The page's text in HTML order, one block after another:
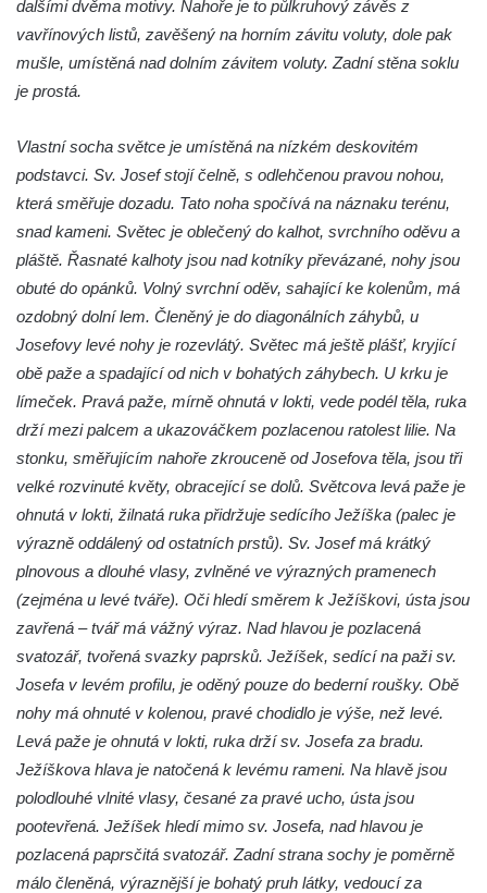
Socha Jana Valeria Jirsíka u Černé věže v
Českých Budějovicích
Socha Krista klesajícího pod křížem u
Budějovicích
Socha svatého Jana Nepomuckého u
kostela svaté Rodiny v Českých
Budějovicích
Socha S tebou v parku na Senovážném
náměstí v Českých Budějovicích
Sousoší Humanoidi na Lannově třídě v
Českých Budějovicích
Pomník Vojtěcha Adalberta Lanny v parku
Na Sadech v Českých Budějovicích
Pomník Přemysla Otakara II. v parku Na
Sadech v Českých Budějovicích
Socha Mateřství v parku Na Sadech v
Českých Budějovicích
Poslední dochovaný tramvajový sloup na
Pražské třídě v Českých Budějovicích
Socha Civilizovaní na Husově třídě v
Českých Budějovicích
Socha svatého Jana Nepomuckého Na
Sadech u Mlýnské stoky v Českých
Budějovicích
dalšími dvěma motivy. Nahoře je to půlkruhový závěs z
vavřínových listů, zavěšený na horním závitu voluty, dole pak
mušle, umístěná nad dolním závitem voluty. Zadní stěna soklu
je prostá.
Vlastní socha světce je umístěná na nízkém deskovitém
podstavci. Sv. Josef stojí čelně, s odlehčenou pravou nohou,
která směřuje dozadu. Tato noha spočívá na náznaku terénu,
snad kameni. Světec je oblečený do kalhot, svrchního oděvu a
pláště. Řasnaté kalhoty jsou nad kotníky převázané, nohy jsou
obuté do opánků. Volný svrchní oděv, sahající ke kolenům, má
ozdobný dolní lem. Členěný je do diagonálních záhybů, u
Josefovy levé nohy je rozevlátý. Světec má ještě plášť, kryjící
obě paže a spadající od nich v bohatých záhybech. U krku je
límeček. Pravá paže, mírně ohnutá v lokti, vede podél těla, ruka
drží mezi palcem a ukazováčkem pozlacenou ratolest lilie. Na
stonku, směřujícím nahoře zkrouceně od Josefova těla, jsou tři
velké rozvinuté květy, obracející se dolů. Světcova levá paže je
ohnutá v lokti, žilnatá ruka přidržuje sedícího Ježíška (palec je
výrazně oddálený od ostatních prstů). Sv. Josef má krátký
plnovous a dlouhé vlasy, zvlněné ve výrazných pramenech
(zejména u levé tváře). Oči hledí směrem k Ježíškovi, ústa jsou
zavřená – tvář má vážný výraz. Nad hlavou je pozlacená
svatozář, tvořená svazky paprsků. Ježíšek, sedící na paži sv.
Josefa v levém profilu, je oděný pouze do bederní roušky. Obě
nohy má ohnuté v kolenou, pravé chodidlo je výše, než levé.
Levá paže je ohnutá v lokti, ruka drží sv. Josefa za bradu.
Ježíškova hlava je natočená k levému rameni. Na hlavě jsou
polodlouhé vlnité vlasy, česané za pravé ucho, ústa jsou
pootevřená. Ježíšek hledí mimo sv. Josefa, nad hlavou je
pozlacená paprsčitá svatozář. Zadní strana sochy je poměrně
málo členěná, výraznější je bohatý pruh látky, vedoucí za